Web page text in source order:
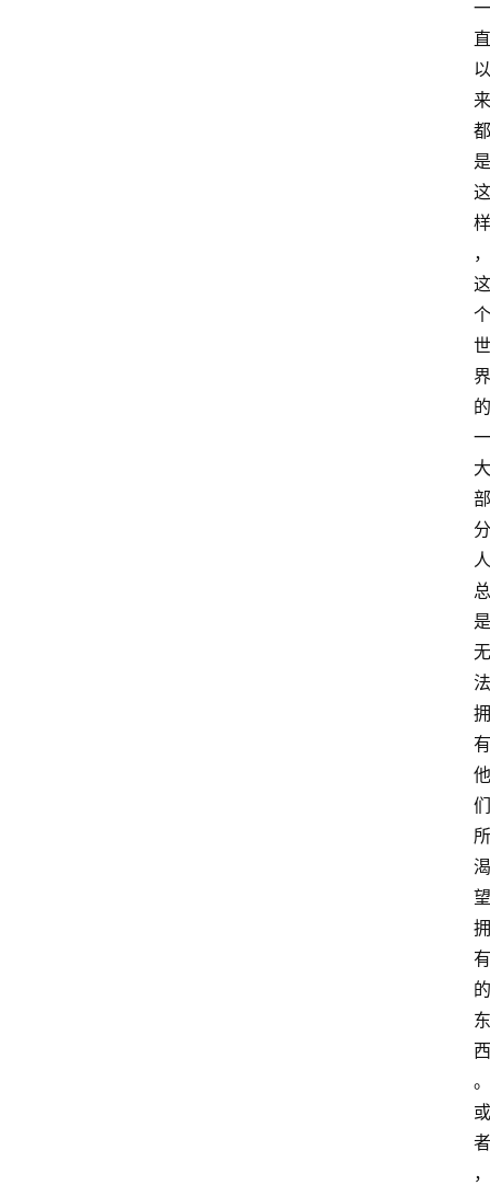
一
直
以
来
都
是
这
样
，
这
个
世
界
的
一
大
部
分
人
总
是
无
法
拥
有
他
们
所
渴
望
拥
有
的
东
西
。
或
者
，